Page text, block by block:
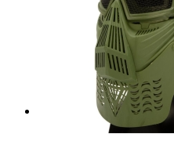
Smith&Wesson
Dispara Gomas...